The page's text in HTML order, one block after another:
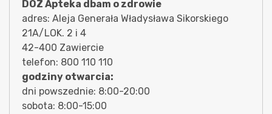
DOZ Apteka dbam o zdrowie
adres: Aleja Generała Władysława Sikorskiego
21A/LOK. 2 i 4
42-400 Zawiercie
telefon: 800 110 110
godziny otwarcia:
dni powszednie: 8:00-20:00
sobota: 8:00-15:00